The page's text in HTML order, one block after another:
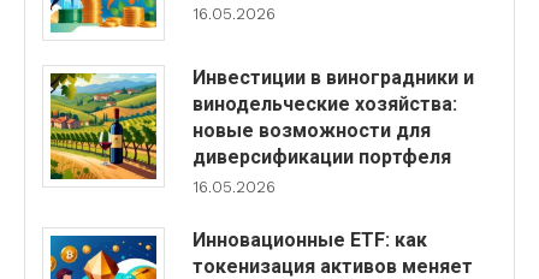
16.05.2026
Инвестиции в виноградники и
винодельческие хозяйства:
новые возможности для
диверсификации портфеля
16.05.2026
Инновационные ETF: как
токенизация активов меняет